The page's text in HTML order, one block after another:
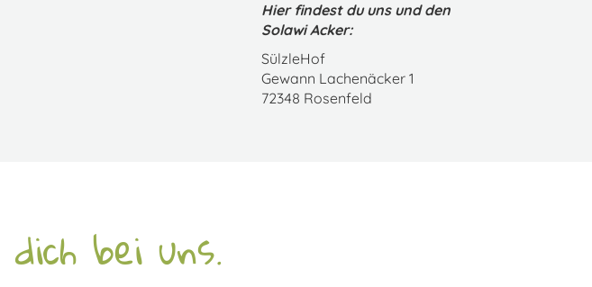
Hier findest du uns und den
Solawi Acker:
SülzleHof
Gewann Lachenäcker 1
72348 Rosenfeld
bei uns.